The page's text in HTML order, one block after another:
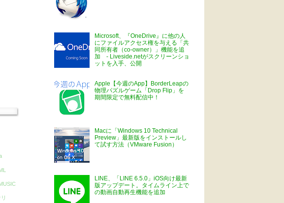
Microsoft、『OneDrive』に他の人
にファイルアクセス権を与える「共
同所有者（co-owner）」機能を追
加 - Liveside.netがスクリーンショ
ットを入手、公開
Apple【今週のApp】BorderLeapの
物理パズルゲーム「Drop Flip」を
期間限定で無料配信中！
Macに「Windows 10 Technical
Preview」最新版をインストールし
て試す方法（VMware Fusion）
LINE、「LINE 6.5.0」iOS向け最新
版アップデート。タイムライン上で
の動画自動再生機能を追加